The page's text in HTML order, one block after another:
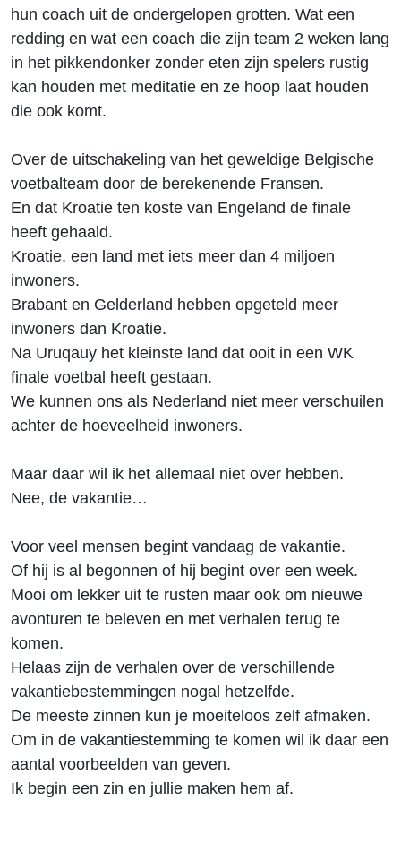
hun coach uit de ondergelopen grotten. Wat een
redding en wat een coach die zijn team 2 weken lang
in het pikkendonker zonder eten zijn spelers rustig
kan houden met meditatie en ze hoop laat houden
die ook komt.
Over de uitschakeling van het geweldige Belgische
voetbalteam door de berekenende Fransen.
En dat Kroatie ten koste van Engeland de finale
heeft gehaald.
Kroatie, een land met iets meer dan 4 miljoen
inwoners.
Brabant en Gelderland hebben opgeteld meer
inwoners dan Kroatie.
Na Uruqauy het kleinste land dat ooit in een WK
finale voetbal heeft gestaan.
We kunnen ons als Nederland niet meer verschuilen
achter de hoeveelheid inwoners.
Maar daar wil ik het allemaal niet over hebben.
Nee, de vakantie…
Voor veel mensen begint vandaag de vakantie.
Of hij is al begonnen of hij begint over een week.
Mooi om lekker uit te rusten maar ook om nieuwe
avonturen te beleven en met verhalen terug te
komen.
Helaas zijn de verhalen over de verschillende
vakantiebestemmingen nogal hetzelfde.
De meeste zinnen kun je moeiteloos zelf afmaken.
Om in de vakantiestemming te komen wil ik daar een
aantal voorbeelden van geven.
Ik begin een zin en jullie maken hem af.